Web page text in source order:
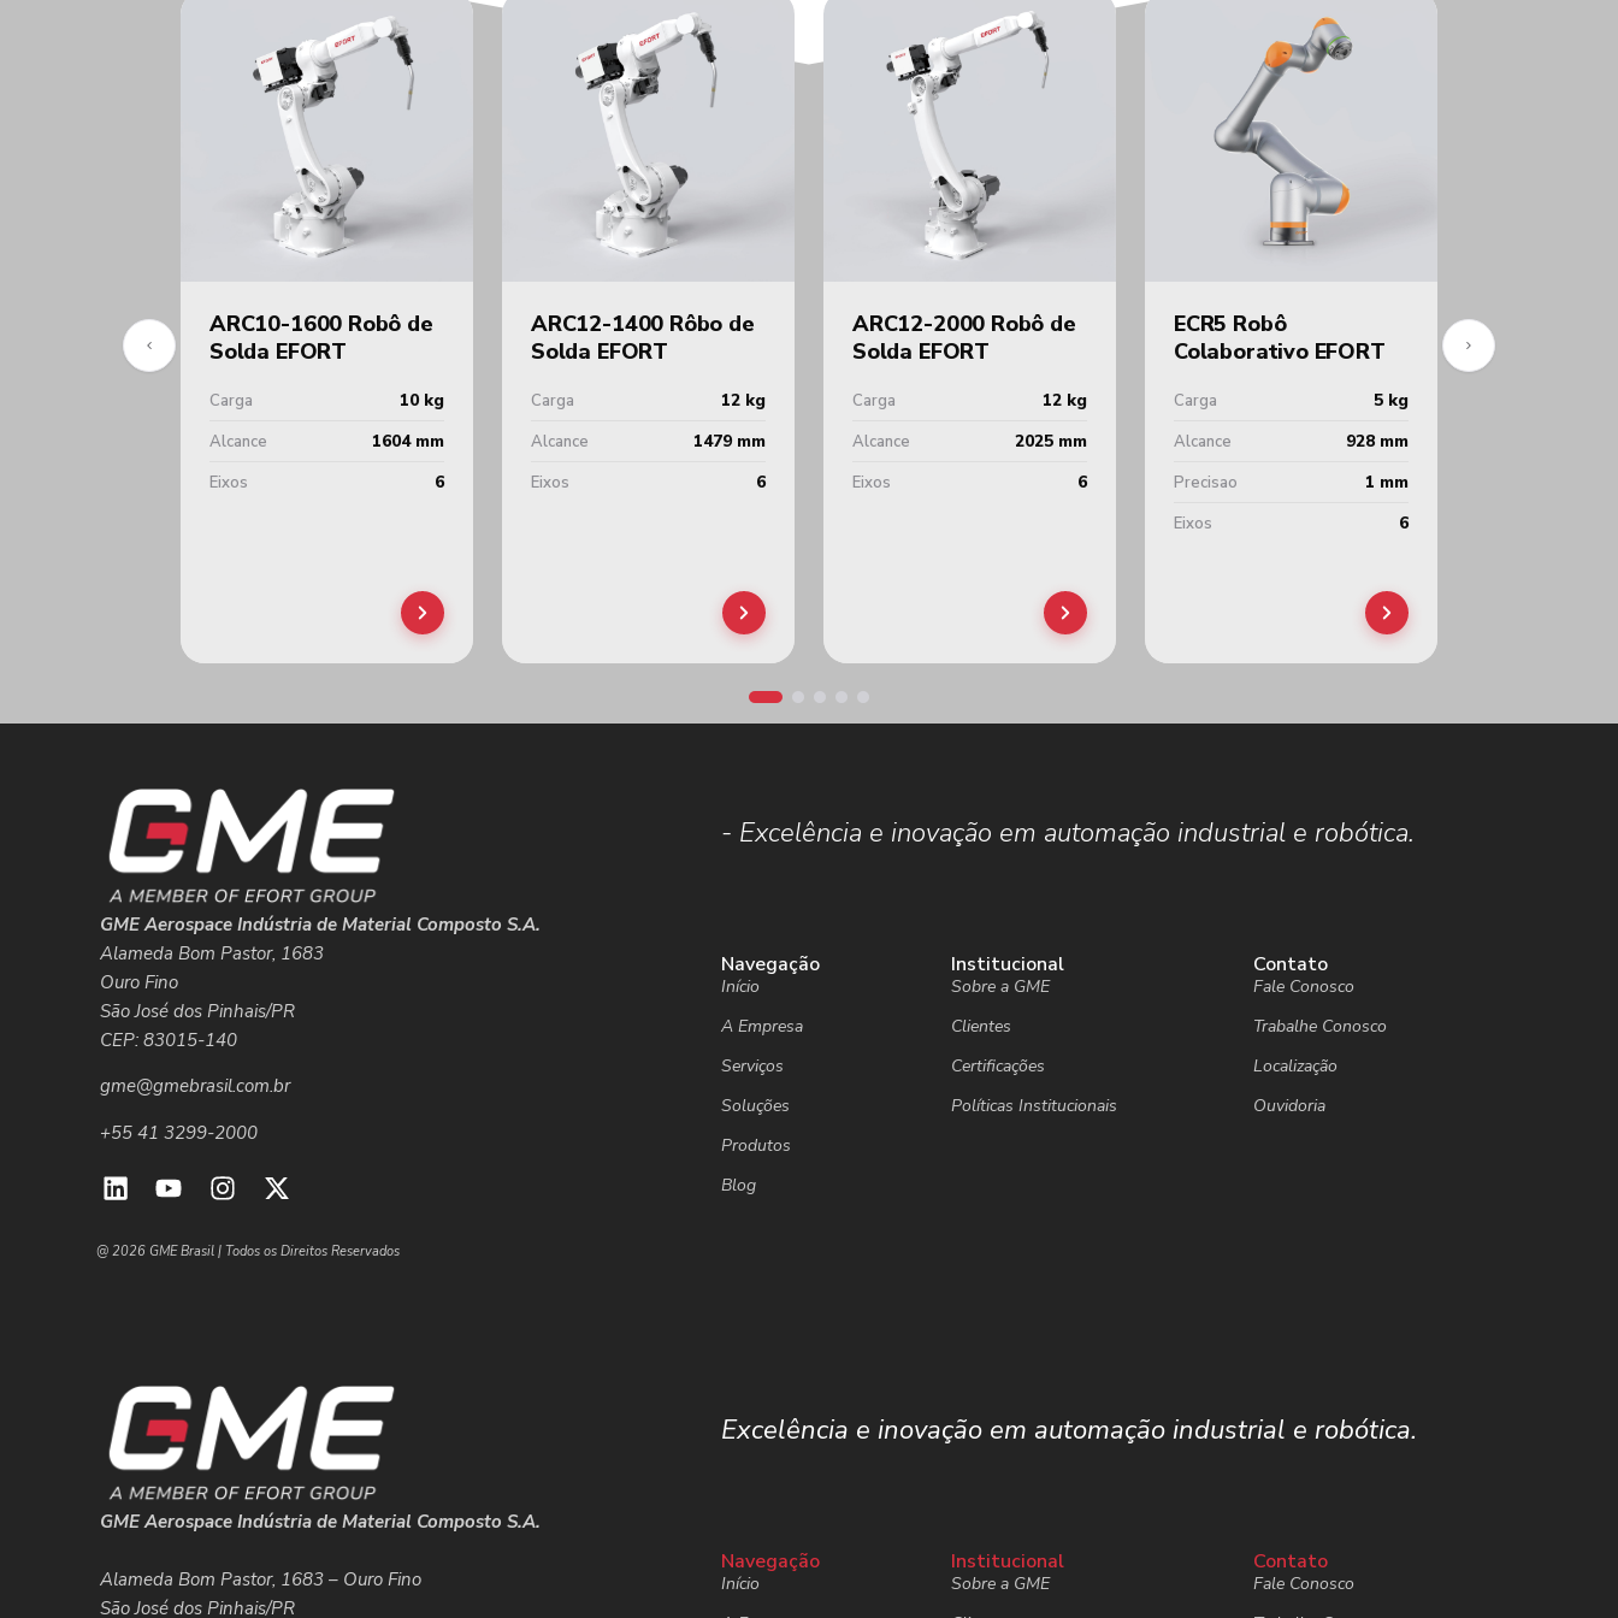
ARC10-1600 Robô de
Solda EFORT
Carga 10 kg
Alcance 1604 mm
Eixos 6
ARC12-1400 Rôbo de
Solda EFORT
Carga 12 kg
Alcance 1479 mm
Eixos 6
ARC12-2000 Robô de
Solda EFORT
Carga 12 kg
Alcance 2025 mm
Eixos 6
ECR5 Robô
Colaborativo EFORT
Carga 5 kg
Alcance 928 mm
Precisao 1 mm
Eixos 6
GME Aerospace Indústria de Material Composto S.A.
Alameda Bom Pastor, 1683
Ouro Fino
São José dos Pinhais/PR
CEP: 83015-140
gme@gmebrasil.com.br
+55 41 3299-2000
@ 2026 GME Brasil | Todos os Direitos Reservados
- Excelência e inovação em automação industrial e robótica.
Navegação
Início
A Empresa
Serviços
Soluções
Produtos
Blog
Institucional
Sobre a GME
Clientes
Certificações
Políticas Institucionais
Contato
Fale Conosco
Trabalhe Conosco
Localização
Ouvidoria
GME Aerospace Indústria de Material Composto S.A.
Alameda Bom Pastor, 1683 – Ouro Fino
São José dos Pinhais/PR
Excelência e inovação em automação industrial e robótica.
Navegação
Início
Institucional
Sobre a GME
Contato
Fale Conosco